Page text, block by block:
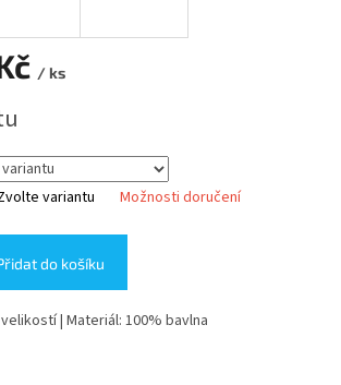
/ ks
variantu Možnosti doručení
do košíku
| Materiál: 100% bavlna